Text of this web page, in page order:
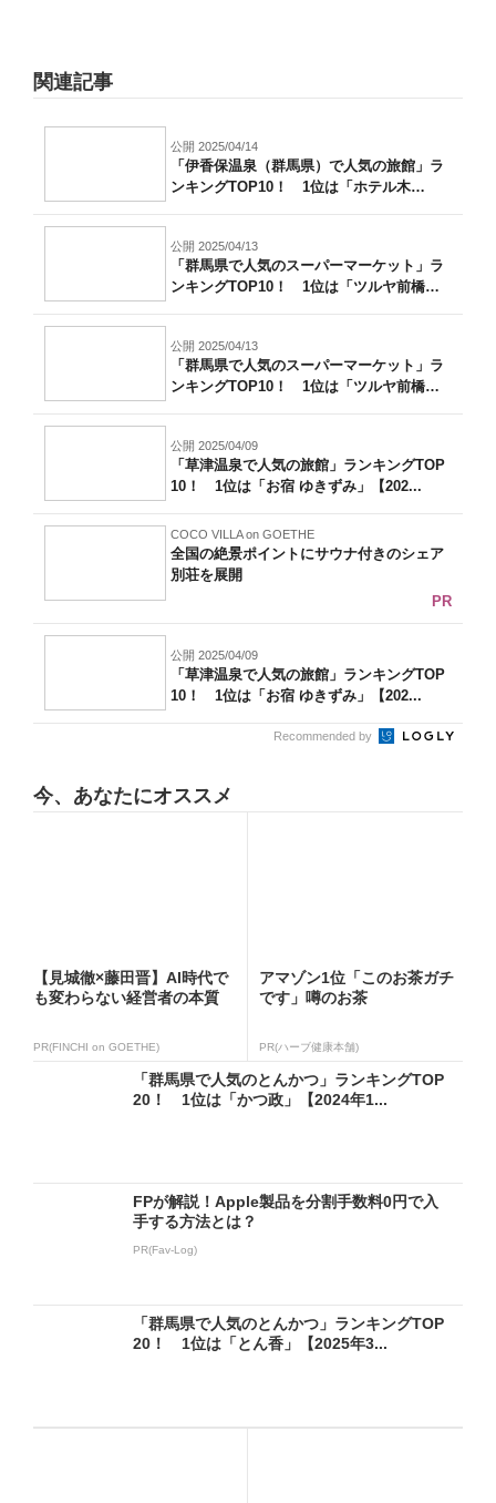
関連記事
公開 2025/04/14
「伊香保温泉（群馬県）で人気の旅館」ラ
ンキングTOP10！ 1位は「ホテル木
公開 2025/04/13
「群馬県で人気のスーパーマーケット」ラ
ンキングTOP10！ 1位は「ツルヤ前橋
公開 2025/04/13
「群馬県で人気のスーパーマーケット」ラ
ンキングTOP10！ 1位は「ツルヤ前橋
公開 2025/04/09
「草津温泉で人気の旅館」ランキングTOP
10！ 1位は「お宿 ゆきずみ」【202...
COCO VILLA on GOETHE
全国の絶景ポイントにサウナ付きのシェア
別荘を展開
PR
公開 2025/04/09
「草津温泉で人気の旅館」ランキングTOP
10！ 1位は「お宿 ゆきずみ」【202...
Recommended by
今、あなたにオススメ
【見城徹×藤田晋】AI時代で
も変わらない経営者の本質
PR(FINCHI on GOETHE)
アマゾン1位「このお茶ガチ
です」噂のお茶
PR(ハーブ健康本舗)
「群馬県で人気のとんかつ」ランキングTOP
20！ 1位は「かつ政」【2024年1...
FPが解説！Apple製品を分割手数料0円で入
手する方法とは？
PR(Fav-Log)
「群馬県で人気のとんかつ」ランキングTOP
20！ 1位は「とん香」【2025年3...